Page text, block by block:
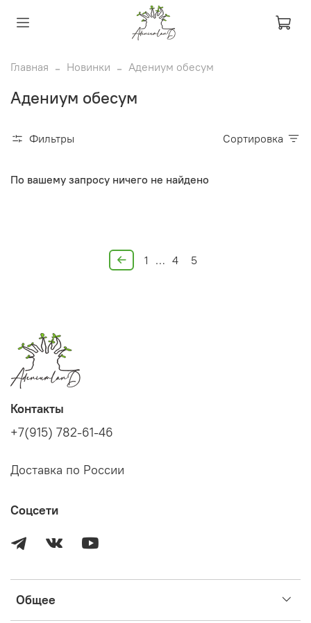
Главная Новинки Адениум обесум
Адениум обесум
Фильтры Сортировка
По вашему запросу ничего не найдено
1 … 4 5
Общее
Контакты
+7(915) 782-61-46
Доставка по России
Соцсети